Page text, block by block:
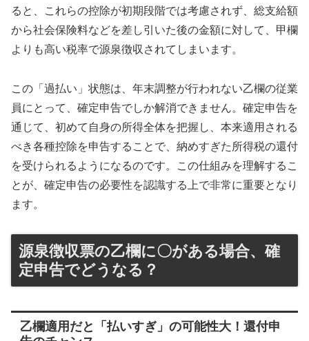
ると、これらの控除が初期段階では考慮されず、総支給額
から社会保険料などを差し引いた後の金額に対して、甲欄
よりも高い税率で源泉徴収されてしまいます。
この「過払い」状態は、年末調整が行われない乙欄の従業
員にとって、確定申告でしか解消できません。確定申告を
通じて、初めて自身の所得全体を把握し、本来適用される
べき各種控除を申告することで、納めすぎた所得税の還付
を受けられるようになるのです。この仕組みを理解するこ
とが、確定申告の必要性を認識する上で非常に重要となり
ます。
源泉徴収票の乙欄に〇がある場合、確
定申告でどうなる？
乙欄適用だと「払いすぎ」の可能性大！還付申